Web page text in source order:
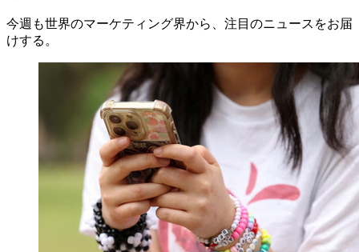
今週も世界のマーケティング界から、注目のニュースをお届
けする。